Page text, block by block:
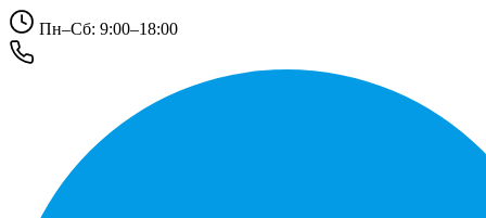
Пн–Сб: 9:00–18:00